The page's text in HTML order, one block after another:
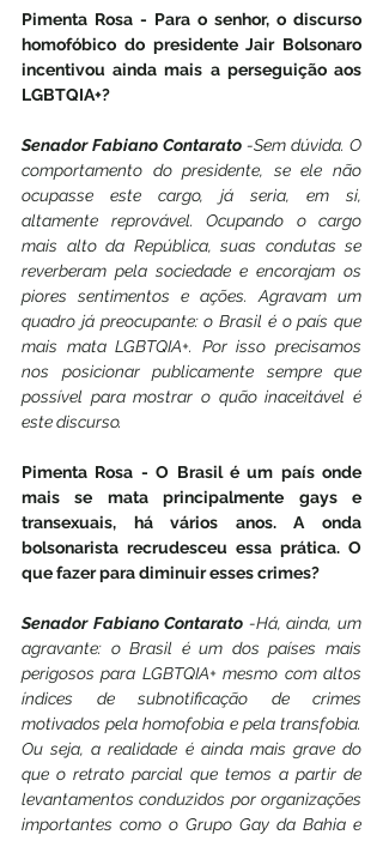
Pimenta Rosa - Para o senhor, o discurso
homofóbico do presidente Jair Bolsonaro
incentivou ainda mais a perseguição aos
LGBTQIA+?
Senador Fabiano Contarato -Sem dúvida. O
comportamento do presidente, se ele não
ocupasse este cargo, já seria, em si,
altamente reprovável. Ocupando o cargo
mais alto da República, suas condutas se
reverberam pela sociedade e encorajam os
piores sentimentos e ações. Agravam um
quadro já preocupante: o Brasil é o país que
mais mata LGBTQIA+. Por isso precisamos
nos posicionar publicamente sempre que
possível para mostrar o quão inaceitável é
este discurso.
Pimenta Rosa - O Brasil é um país onde
mais se mata principalmente gays e
transexuais, há vários anos. A onda
bolsonarista recrudesceu essa prática. O
que fazer para diminuir esses crimes?
Senador Fabiano Contarato -Há, ainda, um
agravante: o Brasil é um dos países mais
perigosos para LGBTQIA+ mesmo com altos
índices de subnotificação de crimes
motivados pela homofobia e pela transfobia.
Ou seja, a realidade é ainda mais grave do
que o retrato parcial que temos a partir de
levantamentos conduzidos por organizações
importantes como o Grupo Gay da Bahia e